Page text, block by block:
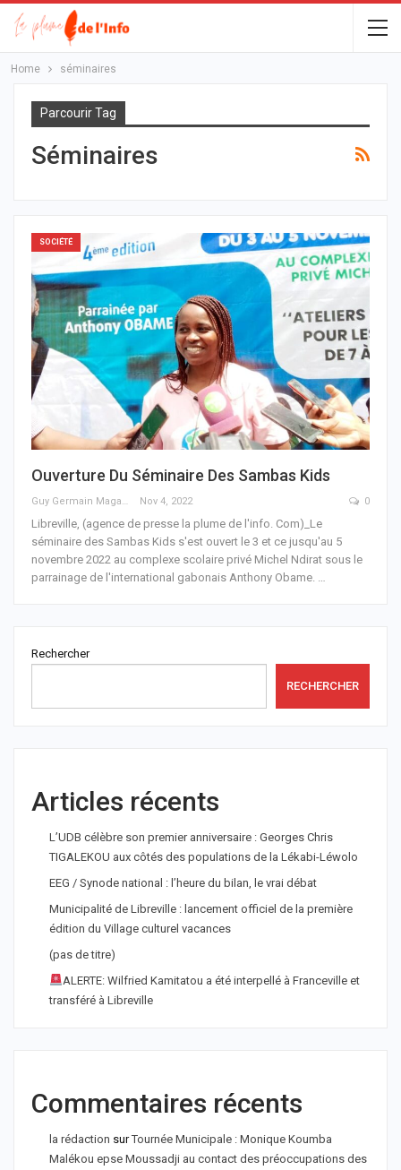
Home séminaires
Parcourir Tag
Séminaires
SOCIÉTÉ
Ouverture Du Séminaire Des Sambas Kids
Guy Germain Maganga Nziengui Nov 4, 2022 0
Libreville, (agence de presse la plume de l'info. Com)_Le
séminaire des Sambas Kids s'est ouvert le 3 et ce jusqu'au 5
novembre 2022 au complexe scolaire privé Michel Ndirat sous le
parrainage de l'international gabonais Anthony Obame.
Rechercher
RECHERCHER
Articles récents
L’UDB célèbre son premier anniversaire : Georges Chris
TIGALEKOU aux côtés des populations de la Lékabi-Léwolo
EEG / Synode national : l’heure du bilan, le vrai débat
Municipalité de Libreville : lancement officiel de la première
édition du Village culturel vacances
(pas de titre)
ALERTE: Wilfried Kamitatou a été interpellé à Franceville et
transféré à Libreville
Commentaires récents
la rédaction surTournée Municipale : Monique Koumba
Malékou epse Moussadji au contact des préoccupations des